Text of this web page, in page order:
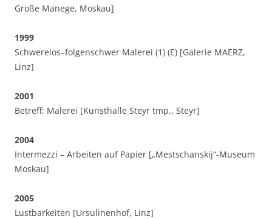
Große Manege, Moskau]
1999
Schwerelos–folgenschwer Malerei (1) (E) [Galerie MAERZ,
Linz]
2001
Betreff: Malerei [Kunsthalle Steyr tmp., Steyr]
2004
Intermezzi – Arbeiten auf Papier [„Mestschanskij“-Museum
Moskau]
2005
Lustbarkeiten [Ursulinenhof, Linz]